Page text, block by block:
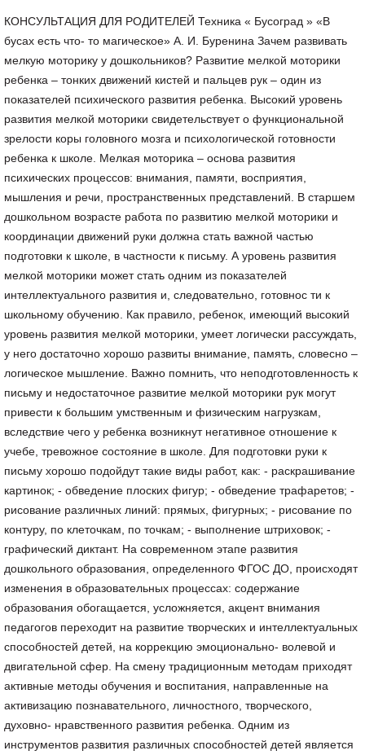
КОНСУЛЬТАЦИЯ ДЛЯ РОДИТЕЛЕЙ Техника « Бусоград » «В
бусах есть что- то магическое» А. И. Буренина Зачем развивать
мелкую моторику у дошкольников? Развитие мелкой моторики
ребенка – тонких движений кистей и пальцев рук – один из
показателей психического развития ребенка. Высокий уровень
развития мелкой моторики свидетельствует о функциональной
зрелости коры головного мозга и психологической готовности
ребенка к школе. Мелкая моторика – основа развития
психических процессов: внимания, памяти, восприятия,
мышления и речи, пространственных представлений. В старшем
дошкольном возрасте работа по развитию мелкой моторики и
координации движений руки должна стать важной частью
подготовки к школе, в частности к письму. А уровень развития
мелкой моторики может стать одним из показателей
интеллектуального развития и, следовательно, готовнос ти к
школьному обучению. Как правило, ребенок, имеющий высокий
уровень развития мелкой моторики, умеет логически рассуждать,
у него достаточно хорошо развиты внимание, память, словесно –
логическое мышление. Важно помнить, что неподготовленность к
письму и недостаточное развитие мелкой моторики рук могут
привести к большим умственным и физическим нагрузкам,
вследствие чего у ребенка возникнут негативное отношение к
учебе, тревожное состояние в школе. Для подготовки руки к
письму хорошо подойдут такие виды работ, как: - раскрашивание
картинок; - обведение плоских фигур; - обведение трафаретов; -
рисование различных линий: прямых, фигурных; - рисование по
контуру, по клеточкам, по точкам; - выполнение штриховок; -
графический диктант. На современном этапе развития
дошкольного образования, определенного ФГОС ДО, происходят
изменения в образовательных процессах: содержание
образования обогащается, усложняется, акцент внимания
педагогов переходит на развитие творческих и интеллектуальных
способностей детей, на коррекцию эмоционально- волевой и
двигательной сфер. На смену традиционным методам приходят
активные методы обучения и воспитания, направленные на
активизацию познавательного, личностного, творческого,
духовно- нравственного развития ребенка. Одним из
инструментов развития различных способностей детей является